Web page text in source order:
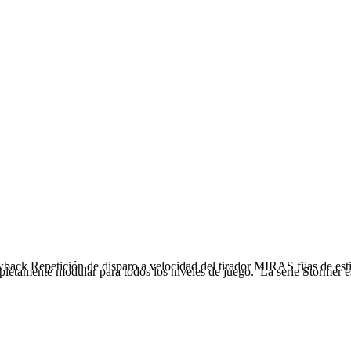
modular para todos los niveles de juego. La serie Stormer
Repetición de disparo a velocidad del tirador MIRAS fijas de